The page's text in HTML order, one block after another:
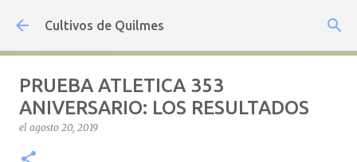
Ir al contenido principal
Cultivos de Quilmes
PRUEBA ATLETICA 353
ANIVERSARIO: LOS RESULTADOS
el agosto 20, 2019